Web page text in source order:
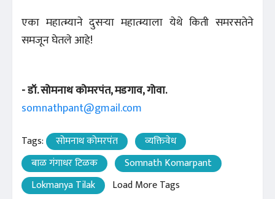
एका महात्म्याने दुसऱ्या महात्म्याला येथे किती समरसतेने
समजून घेतले आहे!
- डॉ. सोमनाथ कोमरपंत, मडगाव, गोवा.
somnathpant@gmail.com
Tags: सोमनाथ कोमरपंत
व्यक्तिवेध
बाळ गंगाधर टिळक
Somnath Komarpant
Lokmanya Tilak
Load More Tags